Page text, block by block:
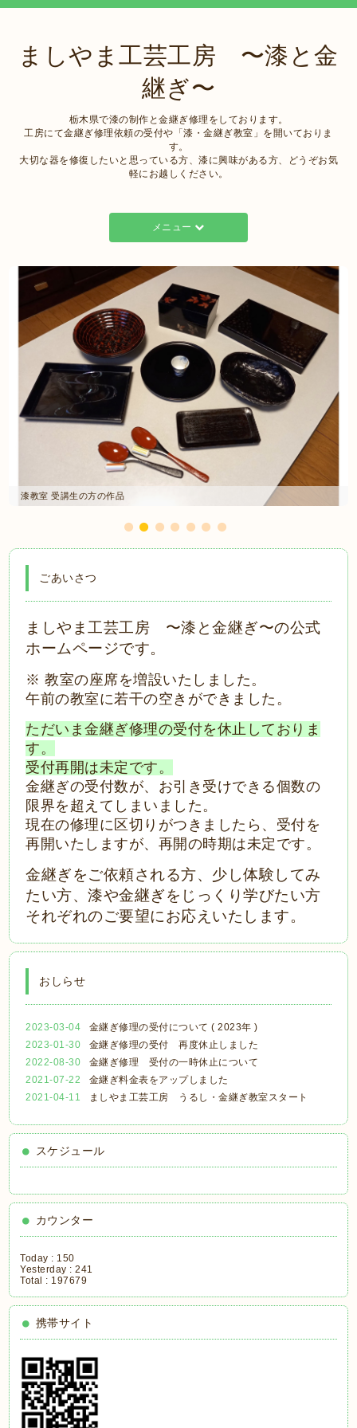
ましやま工芸工房 〜漆と金
継ぎ〜
栃木県で漆の制作と金継ぎ修理をしております。
工房にて金継ぎ修理依頼の受付や「漆・金継ぎ教室」を開いておりま
す。
大切な器を修復したいと思っている方、漆に興味がある方、どうぞお気
軽にお越しください。
メニュー
漆教室 受講生の方の作品
ごあいさつ
ましやま工芸工房 〜漆と金継ぎ〜の公式
ホームページです。
※ 教室の座席を増設いたしました。
午前の教室に若干の空きができました。
ただいま金継ぎ修理の受付を休止しておりま
す。
受付再開は未定です。
金継ぎの受付数が、お引き受けできる個数の
限界を超えてしまいました。
現在の修理に区切りがつきましたら、受付を
再開いたしますが、再開の時期は未定です。
金継ぎをご依頼される方、少し体験してみ
たい方、漆や金継ぎをじっくり学びたい方
それぞれのご要望にお応えいたします。
おしらせ
2023-03-04
金継ぎ修理の受付について ( 2023年 )
2023-01-30
金継ぎ修理の受付 再度休止しました
2022-08-30
金継ぎ修理 受付の一時休止について
2021-07-22
金継ぎ料金表をアップしました
2021-04-11
ましやま工芸工房 うるし・金継ぎ教室スタート
スケジュール
カウンター
Today : 150
Yesterday :241
Total : 197679
携帯サイト